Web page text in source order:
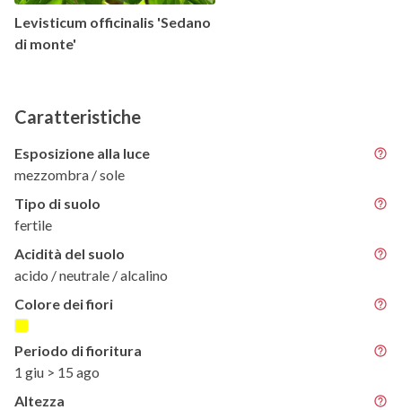
Levisticum officinalis 'Sedano
di monte'
Caratteristiche
Esposizione alla luce
mezzombra / sole
Tipo di suolo
fertile
Acidità del suolo
acido / neutrale / alcalino
Colore dei fiori
Periodo di fioritura
1 giu > 15 ago
Altezza